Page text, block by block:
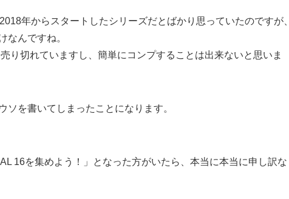
年からスタートしたシリーズだとばかり思っていたのですが、
なんですね。
り切れていますし、簡単にコンプすることは出来ないと思いま
ソを書いてしまったことになります。
16を集めよう！」となった方がいたら、本当に本当に申し訳な